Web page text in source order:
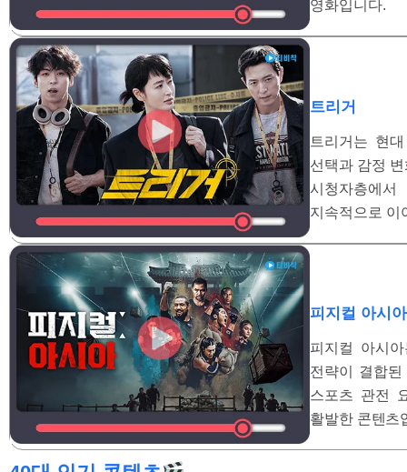
영화입니다.
트리거
트리거는 현
선택과 감정
시청자층에
지속적으로 이
피지컬 아시아
피지컬 아시
전략이 결합
스포츠 관전
활발한 콘텐츠